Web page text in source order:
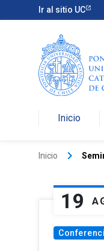
Ir al sitio UC
Inicio
Inicio keyboard_arrow_right
19